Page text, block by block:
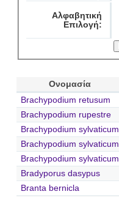
Αλφαβητική
Επιλογή:
Ονομασία
Brachypodium retusum
Brachypodium rupestre
Brachypodium sylvaticum
Brachypodium sylvaticum
Brachypodium sylvaticum
Bradyporus dasypus
Branta bernicla